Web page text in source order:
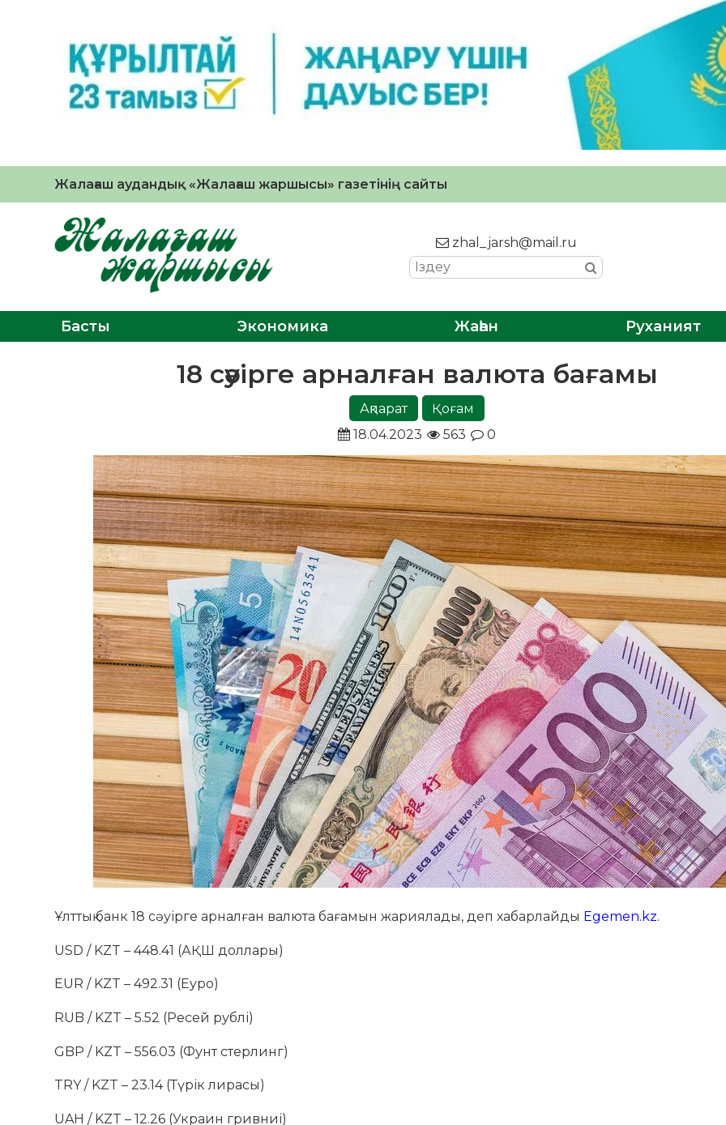
Жалағаш аудандық «Жалағаш жаршысы» газетінің сайты
zhal_jarsh@mail.ru
Басты Экономика Жаһан Руханият
18 сәуірге арналған валюта бағамы
Ақпарат
Қоғам
18.04.2023
563 0
Ұлттық банк 18 сәуірге арналған валюта бағамын жариялады, деп хабарлайды Egemen.kz.
USD / KZT – 448.41 (АҚШ доллары)
EUR / KZT – 492.31 (Еуро)
RUB / KZT – 5.52 (Ресей рублі)
GBP / KZT – 556.03 (Фунт стерлинг)
TRY / KZT – 23.14 (Түрік лирасы)
UAH / KZT – 12.26 (Украин гривниі)